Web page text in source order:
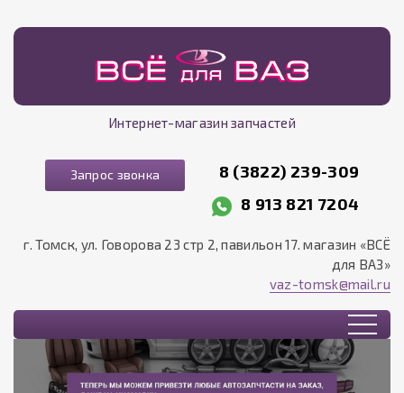
Интернет-магазин запчастей
Запрос звонка
8 (3822) 239-309
8 913 821 7204
г. Томск, ул. Говорова 23 стр 2, павильон 17. магазин «ВСЁ
для ВАЗ»
vaz-tomsk@mail.ru